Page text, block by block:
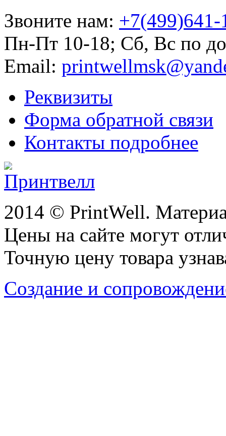
Звоните нам: +7(499)641-
Пн-Пт 10-18; Сб, Вс по
Email:
Реквизиты
Форма обратной связи
Контакты подробнее
2014 © PrintWell.
Цены на сайте могут
Точную цену товара
Создание и